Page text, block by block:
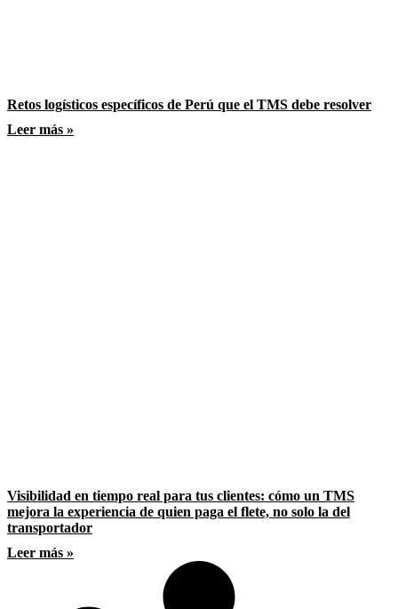
Retos logísticos específicos de Perú que el TMS debe resolver
Leer más »
Visibilidad en tiempo real para tus clientes: cómo un TMS
mejora la experiencia de quien paga el flete, no solo la del
transportador
Leer más »